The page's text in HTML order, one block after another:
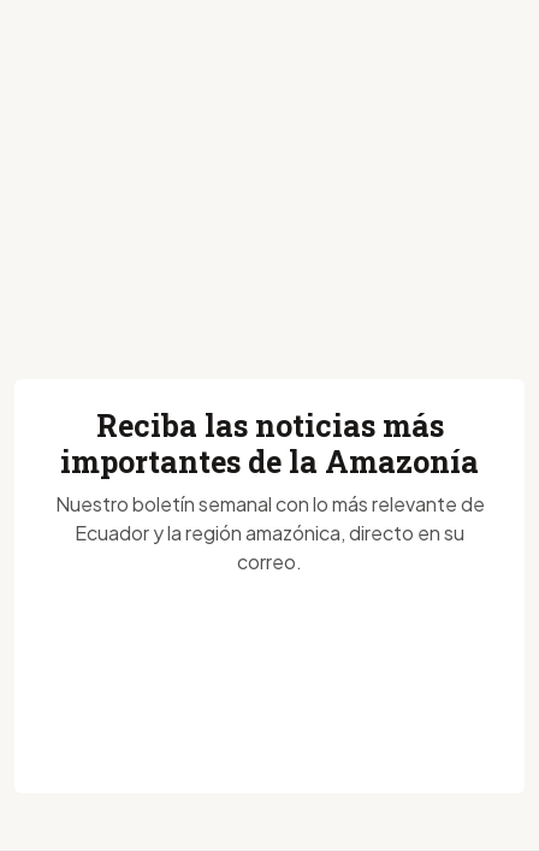
Reciba las noticias más
importantes de la Amazonía
Nuestro boletín semanal con lo más relevante de
Ecuador y la región amazónica, directo en su
correo.